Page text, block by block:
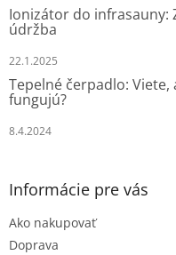
Ionizátor do infrasauny:
údržba
22.1.2025
Tepelné čerpadlo:
fungujú?
8.4.2024
Informácie pre vás
Ako nakupovať
Doprava